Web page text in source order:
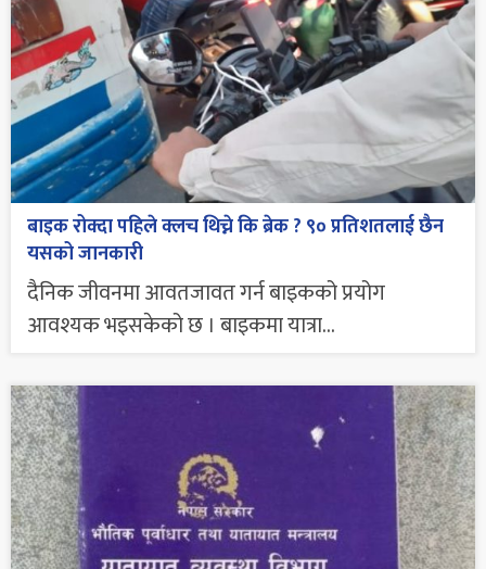
बाइक रोक्दा पहिले क्लच थिच्ने कि ब्रेक ? ९० प्रतिशतलाई छैन
यसको जानकारी
दैनिक जीवनमा आवतजावत गर्न बाइकको प्रयोग
आवश्यक भइसकेको छ । बाइकमा यात्रा...